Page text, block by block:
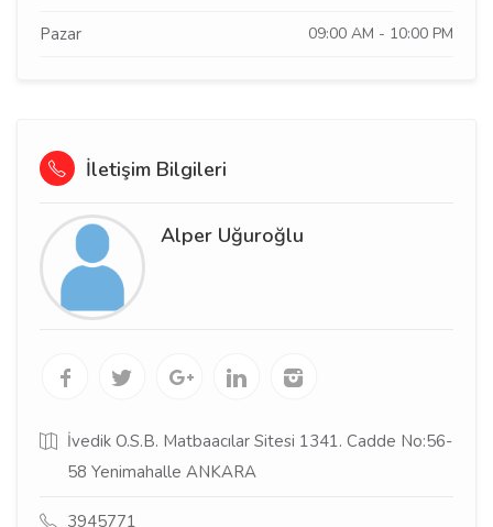
Pazar 09:00 AM - 10:00 PM
İletişim Bilgileri
Alper Uğuroğlu
İvedik O.S.B. Matbaacılar Sitesi 1341. Cadde No:56-
58 Yenimahalle ANKARA
3945771